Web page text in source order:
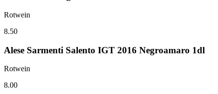
Rotwein
8.50
Alese Sarmenti Salento IGT 2016 Negroamaro 1dl
Rotwein
8.00